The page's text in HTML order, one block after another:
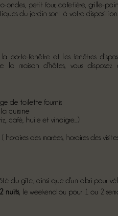
ondes, petit four, cafetière, grille-
du jardin sont à votre
porte-fenêtre et les fenêtres
maison d'hôtes, vous disposez
de toilette fournis
cuisine
café, huile et vinaigre...)
des marées, horaires des
du gîte, ainsi que d'un abri pour
nuits, le weekend ou pour 1 ou 2